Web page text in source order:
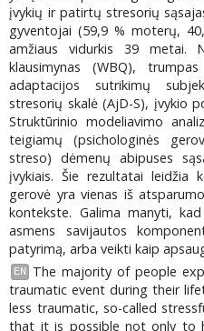
įvykių ir patirtų stresorių
gyventojai (59,9 % moterų,
amžiaus vidurkis 39 metai.
klausimynas (WBQ),
adaptacijos sutrikimų
stresorių skalė (AjD-S), įvykio
Struktūrinio modeliavimo
teigiamų (psichologinės
streso) dėmenų abipuses
įvykiais. Šie rezultatai leidžia
gerovė yra vienas iš
kontekste. Galima manyti,
asmens savijautos
patyrimą, arba veikti kaip
EN
The majority of people
traumatic event during their
less traumatic, so-called
that it is possible not only to